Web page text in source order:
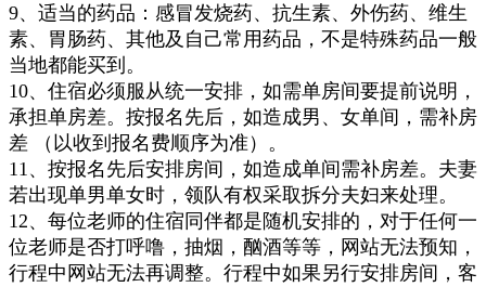
9、 适当的药品：感冒发烧药、抗生素、外伤药、维生
素、胃肠药、其他及自己常用药品 ，不是特殊药品一般
当地都能买到 。
10、住宿必须服从统一安排，如需单房间要提前说明，
承担单房差。按报名先后，如造成男、女单间，需补房
差 （以收到报名费顺序为准）。
11、按报名先后安排房间，如造成单间需补房差。夫妻
若出现单男单女时，领队有权采取拆分夫妇来处理。
12、每位老师的住宿同伴都是随机安排的，对于任何一
位老师是否打呼噜，抽烟，酗酒等等，网站无法预知，
行程中网站无法再调整。行程中如果另行安排房间， 客